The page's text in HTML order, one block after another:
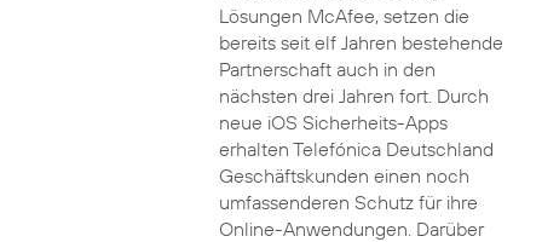
Lösungen McAfee, setzen die
bereits seit elf Jahren bestehende
Partnerschaft auch in den
nächsten drei Jahren fort. Durch
neue iOS Sicherheits-Apps
erhalten Telefónica Deutschland
Geschäftskunden einen noch
umfassenderen Schutz für ihre
Online-Anwendungen. Darüber